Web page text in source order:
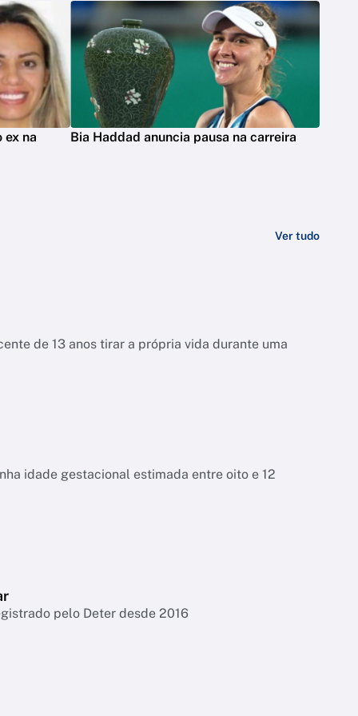
ex na
Bia Haddad anuncia pausa na carreira
Ver tudo
de 13 anos tirar a própria vida durante uma
idade gestacional estimada entre oito e 12
pelo Deter desde 2016